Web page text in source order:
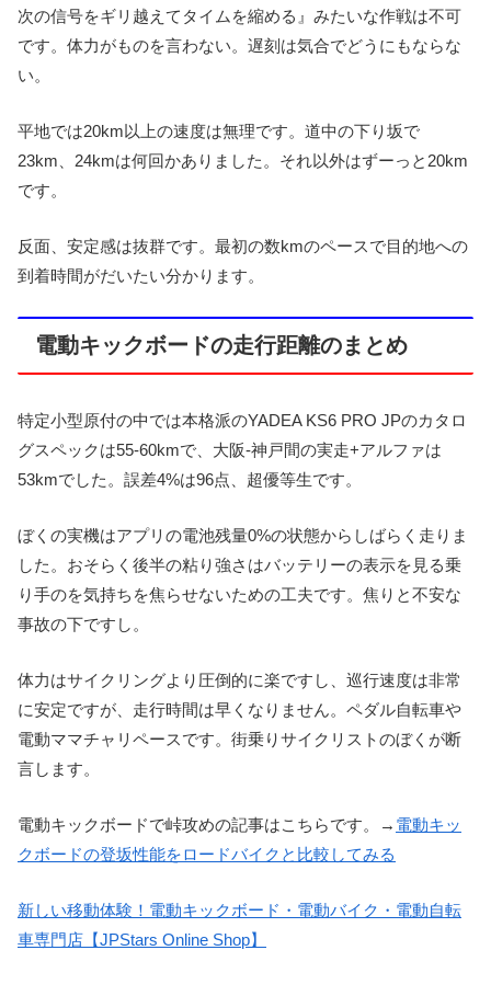
次の信号をギリ越えてタイムを縮める』みたいな作戦は不可
です。体力がものを言わない。遅刻は気合でどうにもならな
い。
平地では20km以上の速度は無理です。道中の下り坂で
23km、24kmは何回かありました。それ以外はずーっと20km
です。
反面、安定感は抜群です。最初の数kmのペースで目的地への
到着時間がだいたい分かります。
電動キックボードの走行距離のまとめ
特定小型原付の中では本格派のYADEA KS6 PRO JPのカタロ
グスペックは55-60kmで、大阪-神戸間の実走+アルファは
53kmでした。誤差4%は96点、超優等生です。
ぼくの実機はアプリの電池残量0%の状態からしばらく走りま
した。おそらく後半の粘り強さはバッテリーの表示を見る乗
り手のを気持ちを焦らせないための工夫です。焦りと不安な
事故の下ですし。
体力はサイクリングより圧倒的に楽ですし、巡行速度は非常
に安定ですが、走行時間は早くなりません。ペダル自転車や
電動ママチャリペースです。街乗りサイクリストのぼくが断
言します。
電動キックボードで峠攻めの記事はこちらです。→ 電動キッ
クボードの登坂性能をロードバイクと比較してみる
新しい移動体験！電動キックボード・電動バイク・電動自転
車専門店【JPStars Online Shop】